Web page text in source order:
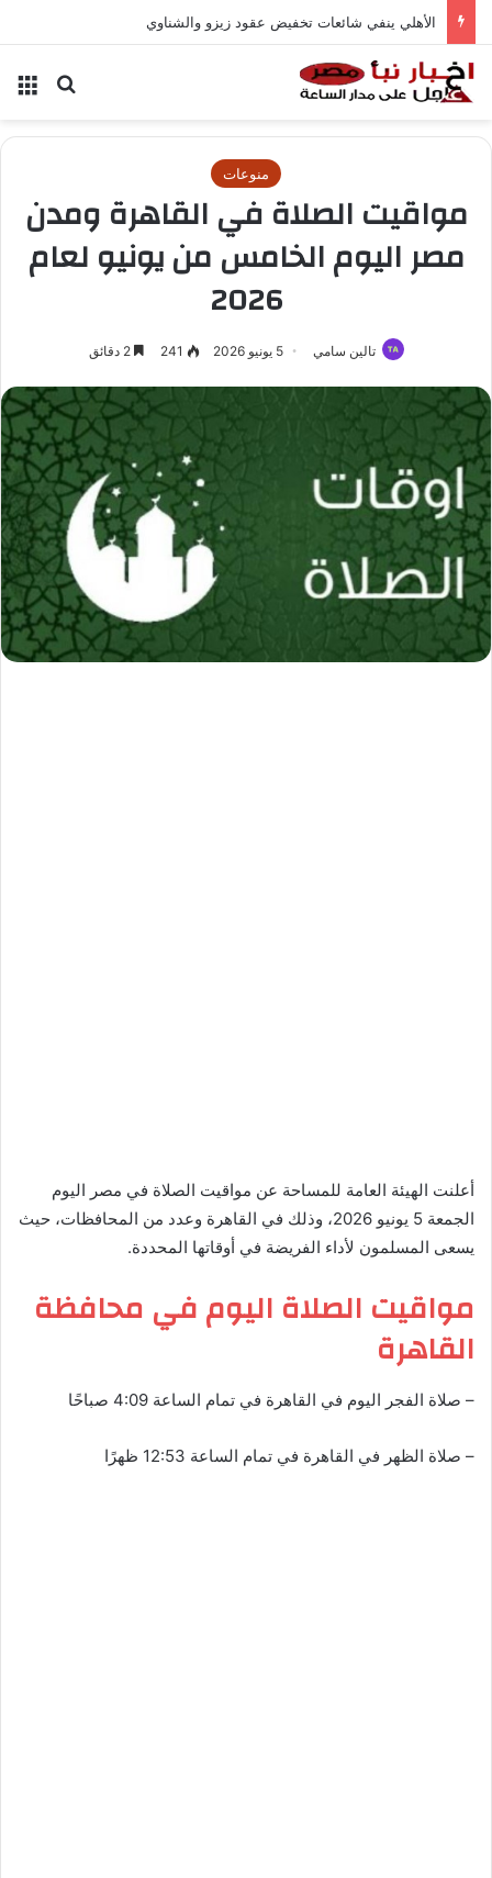
الأهلي ينفي شائعات تخفيض عقود زيزو والشناوي
بحث
منوعات
مواقيت الصلاة في القاهرة ومدن
مصر اليوم الخامس من يونيو لعام
2026
تالين سامي 5 يونيو 2026 241 2 دقائق
أعلنت الهيئة العامة للمساحة عن مواقيت الصلاة في مصر اليوم
الجمعة 5 يونيو 2026، وذلك في القاهرة وعدد من المحافظات، حيث
يسعى المسلمون لأداء الفريضة في أوقاتها المحددة.
مواقيت الصلاة اليوم في محافظة
القاهرة
– صلاة الفجر اليوم في القاهرة في تمام الساعة 4:09 صباحًا
– صلاة الظهر في القاهرة في تمام الساعة 12:53 ظهرًا